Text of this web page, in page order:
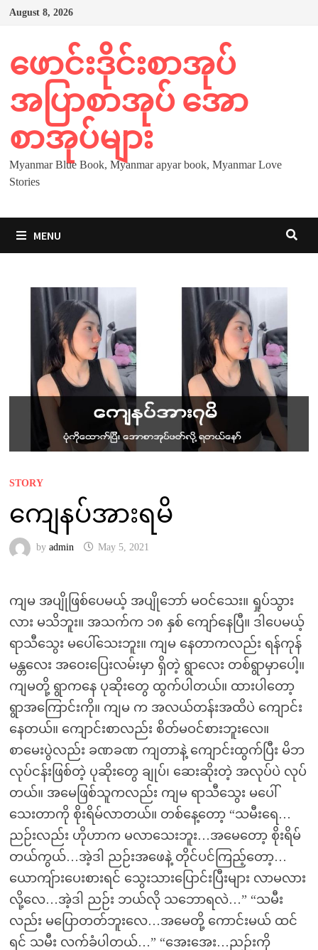
Skip
August 8, 2026
ဖောင်းဒိုင်းစာအုပ်
အပြာစာအုပ် အော
စာအုပ်များ
Myanmar Blue Book, Myanmar apyar book, Myanmar Love
Stories
MENU
STORY
ကျေနပ်အားရမိ
by admin May 5, 2021
ကျမ အပျိုဖြစ်ပေမယ့် အပျိုဘော် မဝင်သေး။ ရှုပ်သွား
လား မသိဘူး။ အသက်က ၁၈ နှစ် ကျော်နေပြီ။ ဒါပေမယ့်
ရာသီသွေး မပေါ်သေးဘူး။ ကျမ နေတာကလည်း ရန်ကုန်
မန္တလေး အဝေးပြေးလမ်းမှာ ရှိတဲ့ ရွာလေး တစ်ရွာမှာပေါ့။
ကျမတို့ ရွာကနေ ပုဆိုးတွေ ထွက်ပါတယ်။ ထားပါတော့
ရွာအကြောင်းကို။ ကျမ က အလယ်တန်းအထိပဲ ကျောင်း
နေတယ်။ ကျောင်းစာလည်း စိတ်မဝင်စားဘူးလေ။
စာမေးပွဲလည်း ခဏခဏ ကျတာနဲ့ ကျောင်းထွက်ပြီး မိဘ
လုပ်ငန်းဖြစ်တဲ့ ပုဆိုးတွေ ချုပ်၊ ဆေးဆိုးတဲ့ အလုပ်ပဲ လုပ်
တယ်။ အမေဖြစ်သူကလည်း ကျမ ရာသီသွေး မပေါ်
သေးတာကို စိုးရိမ်လာတယ်။ တစ်နေ့တော့ “သမီးရေ…
ညဉ်းလည်း ဟိုဟာက မလာသေးဘူး…အမေတော့ စိုးရိမ်
တယ်ကွယ်…အဲ့ဒါ ညဉ်းအဖေနဲ့ တိုင်ပင်ကြည့်တော့…
ယောကျ်ားပေးစားရင် သွေးသားပြောင်းပြီးများ လာမလား
လို့လေ…အဲ့ဒါ ညဉ်း ဘယ်လို သဘောရလဲ…” “သမီး
လည်း မပြောတတ်ဘူးလေ…အမေတို့ ကောင်းမယ် ထင်
ရင် သမီး လက်ခံပါတယ်…” “အေးအေး…ညဉ်းကို